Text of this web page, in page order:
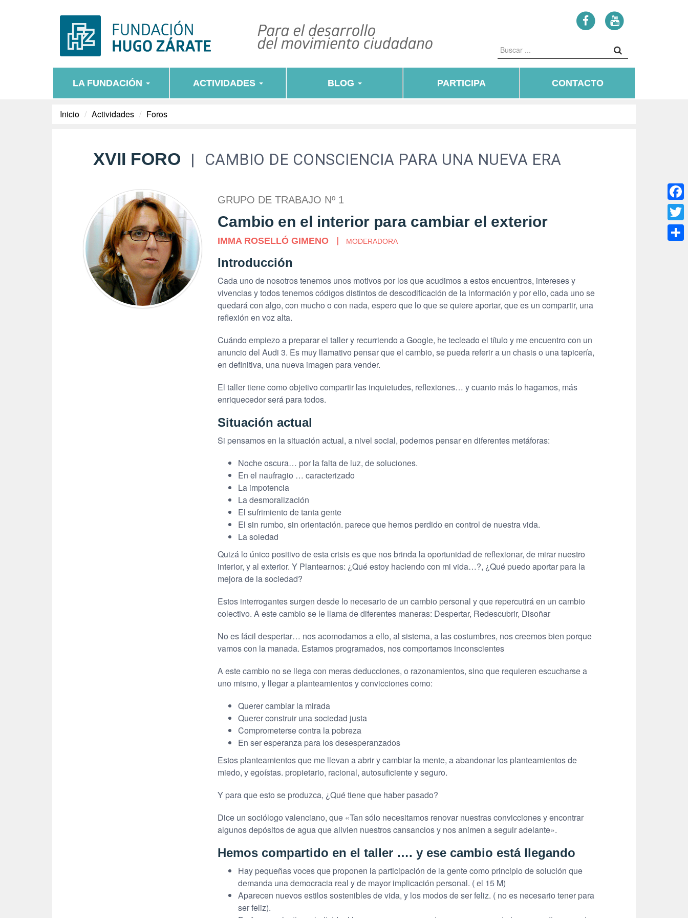
LA FUNDACIÓN ACTIVIDADES BLOG PARTICIPA CONTACTO
Inicio Actividades Foros
XVII FORO CAMBIO DE CONSCIENCIA PARA UNA NUEVA ERA
GRUPO DE TRABAJO Nº 1
Cambio en el interior para cambiar el exterior
IMMA ROSELLÓ GIMENO MODERADORA
Introducción
Cada uno de nosotros tenemos unos motivos por los que acudimos a estos encuentros, intereses y
vivencias y todos tenemos códigos distintos de descodificación de la información y por ello, cada uno se
quedará con algo, con mucho o con nada, espero que lo que se quiere aportar, que es un compartir, una
reflexión en voz alta.
Cuándo empiezo a preparar el taller y recurriendo a Google, he tecleado el título y me encuentro con un
anuncio del Audi 3. Es muy llamativo pensar que el cambio, se pueda referir a un chasis o una tapicería,
en definitiva, una nueva imagen para vender.
El taller tiene como objetivo compartir las inquietudes, reflexiones… y cuanto más lo hagamos, más
enriquecedor será para todos.
Situación actual
Si pensamos en la situación actual, a nivel social, podemos pensar en diferentes metáforas:
Noche oscura… por la falta de luz, de soluciones.
En el naufragio … caracterizado
La impotencia
La desmoralización
El sufrimiento de tanta gente
El sin rumbo, sin orientación. parece que hemos perdido en control de nuestra vida.
La soledad
Quizá lo único positivo de esta crisis es que nos brinda la oportunidad de reflexionar, de mirar nuestro
interior, y al exterior. Y Plantearnos: ¿Qué estoy haciendo con mi vida…?, ¿Qué puedo aportar para la
mejora de la sociedad?
Estos interrogantes surgen desde lo necesario de un cambio personal y que repercutirá en un cambio
colectivo. A este cambio se le llama de diferentes maneras: Despertar, Redescubrir, Disoñar
No es fácil despertar… nos acomodamos a ello, al sistema, a las costumbres, nos creemos bien porque
vamos con la manada. Estamos programados, nos comportamos inconscientes
A este cambio no se llega con meras deducciones, o razonamientos, sino que requieren escucharse a
uno mismo, y llegar a planteamientos y convicciones como:
Querer cambiar la mirada
Querer construir una sociedad justa
Comprometerse contra la pobreza
En ser esperanza para los desesperanzados
Estos planteamientos que me llevan a abrir y cambiar la mente, a abandonar los planteamientos de
miedo, y egoístas. propietario, racional, autosuficiente y seguro.
Y para que esto se produzca, ¿Qué tiene que haber pasado?
Dice un sociólogo valenciano, que «Tan sólo necesitamos renovar nuestras convicciones y encontrar
algunos depósitos de agua que alivien nuestros cansancios y nos animen a seguir adelante».
Hemos compartido en el taller …. y ese cambio está llegando
Hay pequeñas voces que proponen la participación de la gente como principio de solución que
demanda una democracia real y de mayor implicación personal. ( el 15 M)
Aparecen nuevos estilos sostenibles de vida, y los modos de ser feliz. ( no es necesario tener para
ser feliz).